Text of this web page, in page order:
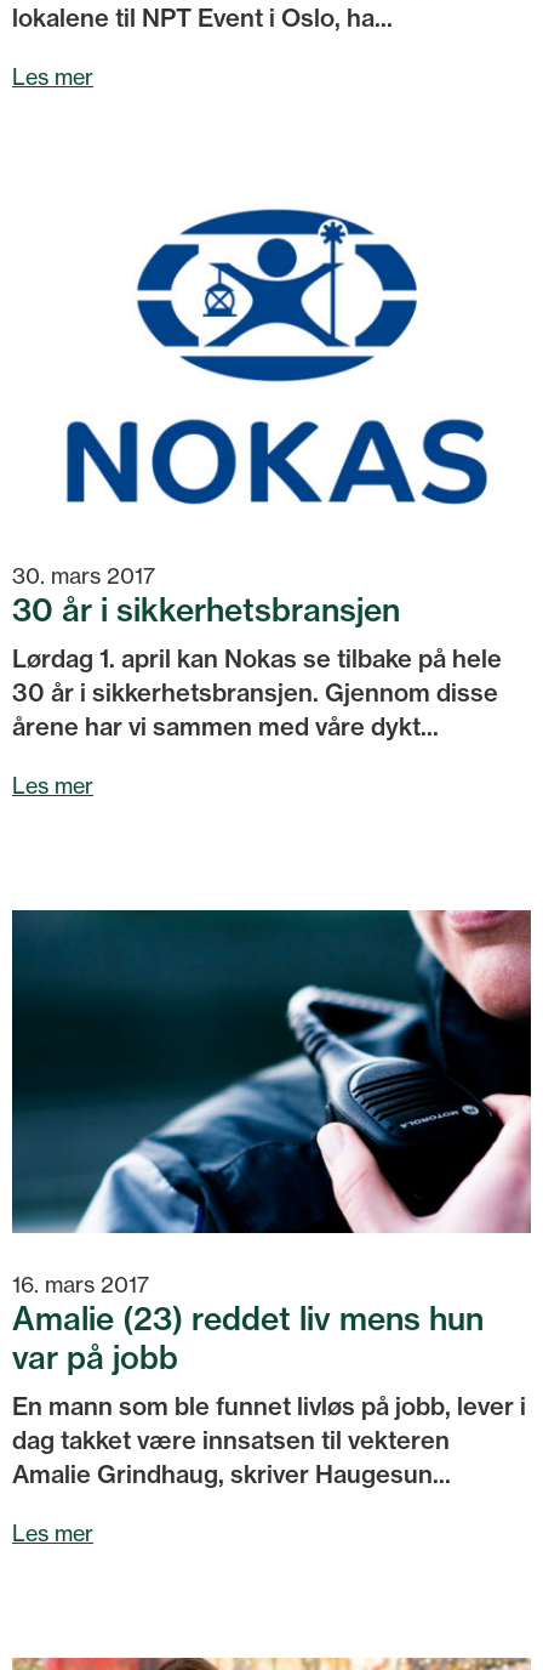
lokalene til NPT Event i Oslo, ha...
Les mer
30. mars 2017
30 år i sikkerhetsbransjen
Lørdag 1. april kan Nokas se tilbake på hele
30 år i sikkerhetsbransjen. Gjennom disse
årene har vi sammen med våre dykt...
Les mer
16. mars 2017
Amalie (23) reddet liv mens hun
var på jobb
En mann som ble funnet livløs på jobb, lever i
dag takket være innsatsen til vekteren
Amalie Grindhaug, skriver Haugesun...
Les mer